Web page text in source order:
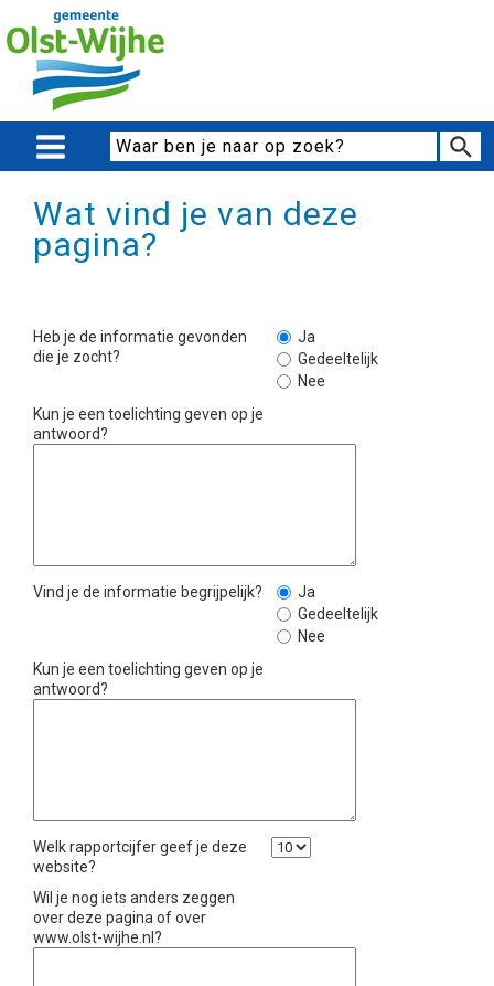
Wat vind je van deze
pagina?
Heb je de informatie gevonden
die je zocht?
Ja
Gedeeltelijk
Nee
Kun je een toelichting geven op je
antwoord?
Vind je de informatie begrijpelijk?
Ja
Gedeeltelijk
Nee
Kun je een toelichting geven op je
antwoord?
Welk rapportcijfer geef je deze
website?
Wil je nog iets anders zeggen
over deze pagina of over
www.olst-wijhe.nl?